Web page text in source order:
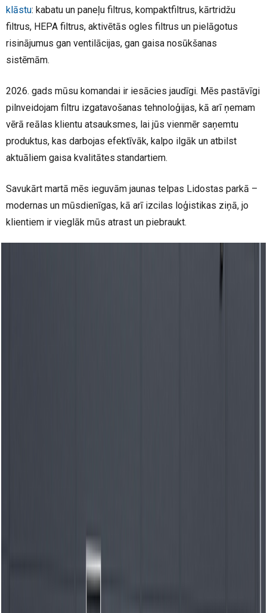
klāstu: kabatu un paneļu filtrus, kompaktfiltrus, kārtridžu
filtrus, HEPA filtrus, aktivētās ogles filtrus un pielāgotus
risinājumus gan ventilācijas, gan gaisa nosūkšanas
sistēmām.
2026. gads mūsu komandai ir iesācies jaudīgi. Mēs pastāvīgi
pilnveidojam filtru izgatavošanas tehnoloģijas, kā arī ņemam
vērā reālas klientu atsauksmes, lai jūs vienmēr saņemtu
produktus, kas darbojas efektīvāk, kalpo ilgāk un atbilst
aktuāliem gaisa kvalitātes standartiem.
Savukārt martā mēs ieguvām jaunas telpas Lidostas parkā –
modernas un mūsdienīgas, kā arī izcilas loģistikas ziņā, jo
klientiem ir vieglāk mūs atrast un piebraukt.